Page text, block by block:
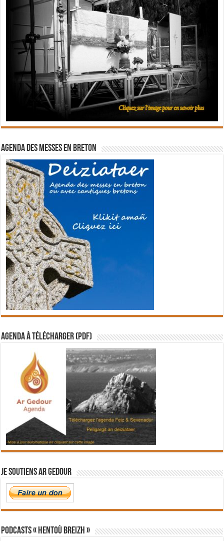
Agenda des messes en breton
Agenda à télécharger (PDF)
Je soutiens Ar Gedour
PODCASTS « Hentoù Breizh »